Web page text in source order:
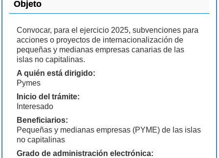
Objeto
Convocar, para el ejercicio 2025, subvenciones para
acciones o proyectos de internacionalización de
pequeñas y medianas empresas canarias de las
islas no capitalinas.
A quién está dirigido:
Pymes
Inicio del trámite:
Interesado
Beneficiarios:
Pequeñas y medianas empresas (PYME) de las islas
no capitalinas
Grado de administración electrónica: